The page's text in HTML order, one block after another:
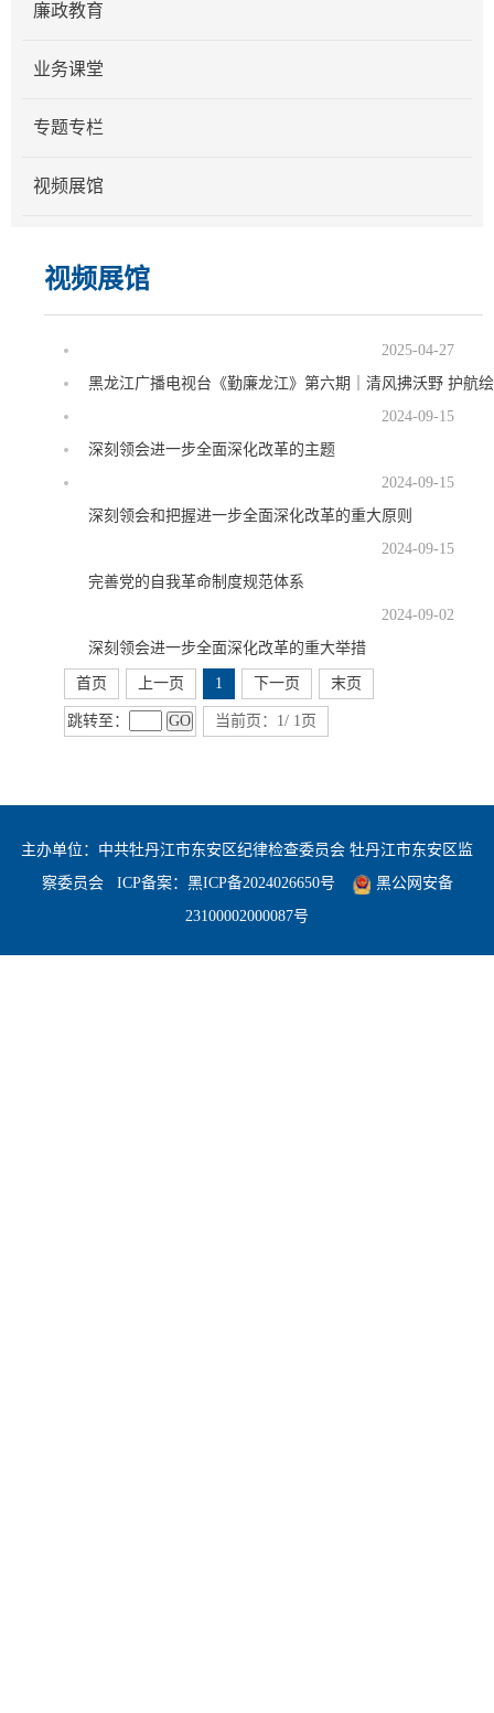
廉政教育
业务课堂
专题专栏
视频展馆
视频展馆
2025-04-27
黑龙江广播电视台《勤廉龙江》第六期｜清风拂沃野 护航绘
2024-09-15
深刻领会进一步全面深化改革的主题
2024-09-15
深刻领会和把握进一步全面深化改革的重大原则
2024-09-15
完善党的自我革命制度规范体系
2024-09-02
深刻领会进一步全面深化改革的重大举措
首页 上一页 1 下一页 末页
跳转至： GO 当前页：1/ 1页
主办单位：中共牡丹江市东安区纪律检查委员会 牡丹江市东安区监
察委员会ICP备案： 黑ICP备2024026650号
黑公网安备
23100002000087号